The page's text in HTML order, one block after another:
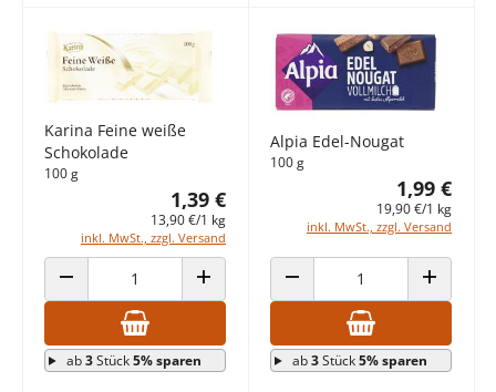
Karina Feine weiße
Schokolade
100 g
1,39 €
13,90 €/1 kg
inkl. MwSt., zzgl. Versand
ANZAHL VERRINGERN ANZAHL ERHÖHEN
ab3Stück5% sparen
Alpia Edel-Nougat
100 g
1,99 €
19,90 €/1 kg
inkl. MwSt., zzgl. Versand
ANZAHL VERRINGERN ANZAHL
ab3Stück5% sparen